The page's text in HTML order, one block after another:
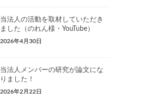
当法人の活動を取材していただき
ました（のれん様・YouTube）
2026年4月30日
当法人メンバーの研究が論文にな
りました！
2026年2月22日